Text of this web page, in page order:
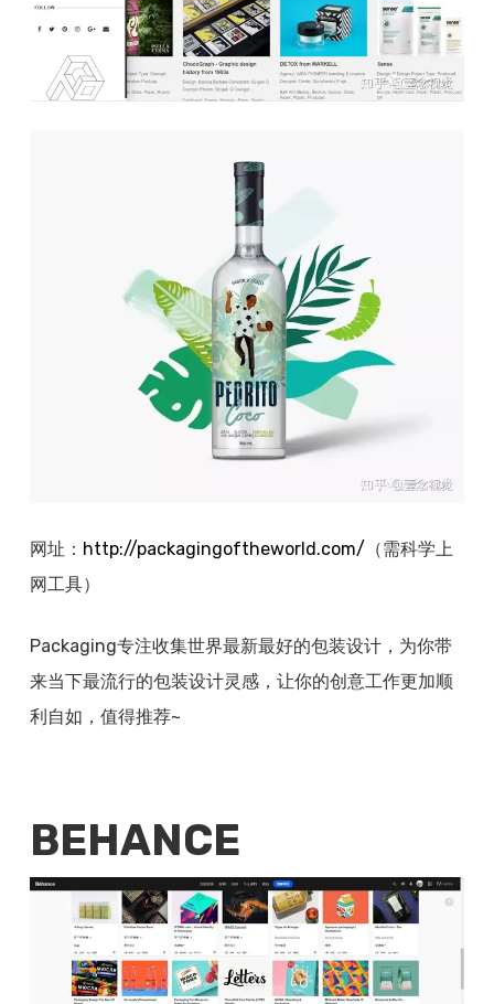
网址： http://packagingoftheworld.com/ （需科学上
网工具）
Packaging专注收集世界最新最好的包装设计，为你带
来当下最流行的包装设计灵感，让你的创意工作更加顺
利自如，值得推荐~
BEHANCE